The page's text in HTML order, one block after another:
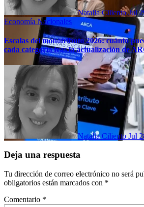
Natalia CilientoJul
Economía Nacionales
Escalas del monotributo 2026: cuánto
cada categoría tras la actualización de
Natalia Ciliento Jul
Deja una respuesta
Tu dirección de correo electrónico no será
obligatorios están marcados con *
Comentario *